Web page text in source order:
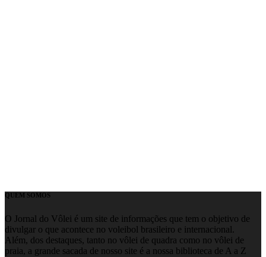
QUEM SOMOS
O Jornal do Vôlei é um site de informações que tem o objetivo de
divulgar o que acontece no voleibol brasileiro e internacional.
Além, dos destaques, tanto no vôlei de quadra como no vôlei de
praia, a grande sacada de nosso site é a nossa biblioteca de A a Z